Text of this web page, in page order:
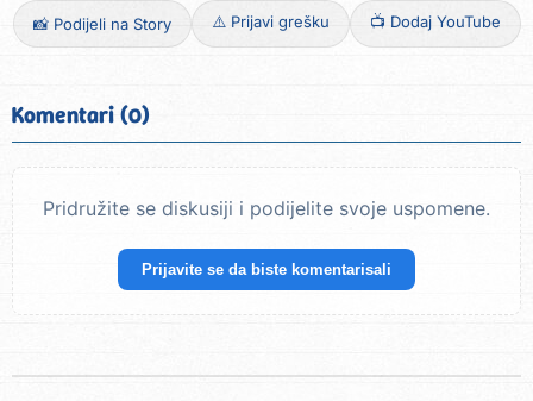
📸 Podijeli na Story ⚠️ Prijavi grešku 📺 Dodaj YouTube
Komentari (0)
Pridružite se diskusiji i podijelite svoje uspomene.
Prijavite se da biste komentarisali